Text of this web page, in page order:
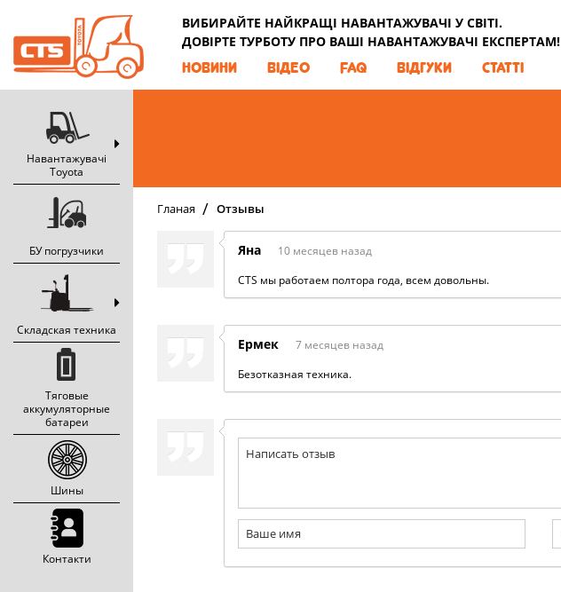
ВИБИРАЙТЕ НАЙКРАЩІ НАВАНТАЖУВАЧІ У СВІТІ.
ДОВІРТЕ ТУРБОТУ ПРО ВАШІ НАВАНТАЖУВАЧІ ЕКСПЕРТАМ!
НОВИНИ ВІДЕО FAQ ВІДГУКИ СТАТТІ
Навантажувачі
Toyota
БУ погрузчики
Складская техника
Тяговые
аккумуляторные
батареи
Шины
Контакти
Гланая Отзывы
Яна 10 месяцев назад
CTS мы работаем полтора года, всем довольны.
Ермек 7 месяцев назад
Безотказная техника.